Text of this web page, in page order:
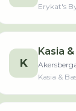
Erykat's
K
Kasia
Kasia &